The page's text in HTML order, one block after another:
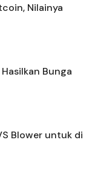
Nilainya
Bunga
Blower untuk di